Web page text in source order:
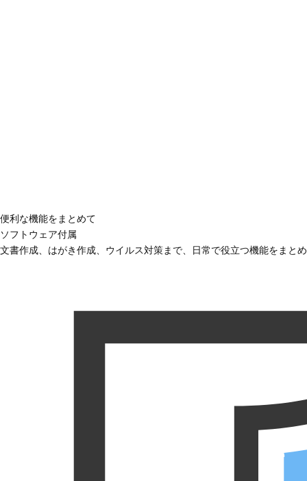
便利な機能をまとめて
ソフトウェア付属
文書作成、はがき作成、ウイルス対策まで、日常で役立つ機能をまと